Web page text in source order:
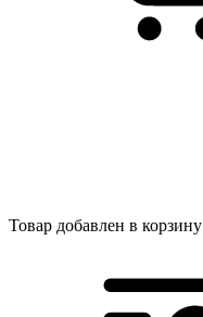
Товар добавлен в корзину